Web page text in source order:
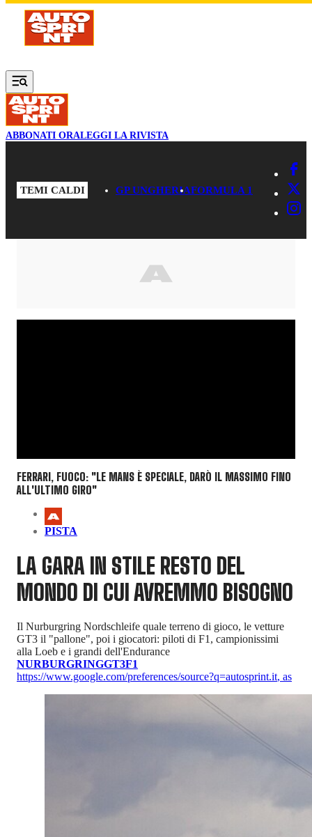
Vai al contenuto principale
ABBONATI ORALEGGI LA RIVISTA
TEMI CALDI GP UNGHERIAFORMULA 1
FERRARI, FUOCO: "LE MANS È SPECIALE, DARÒ IL MASSIMO FINO
ALL'ULTIMO GIRO"
PISTA
LA GARA IN STILE RESTO DEL
MONDO DI CUI AVREMMO BISOGNO
Il Nurburgring Nordschleife quale terreno di gioco, le vetture
GT3 il "pallone", poi i giocatori: piloti di F1, campionissimi
alla Loeb e i grandi dell'Endurance
NURBURGRINGGT3F1
https://www.google.com/preferences/source?q=autosprint.it, as